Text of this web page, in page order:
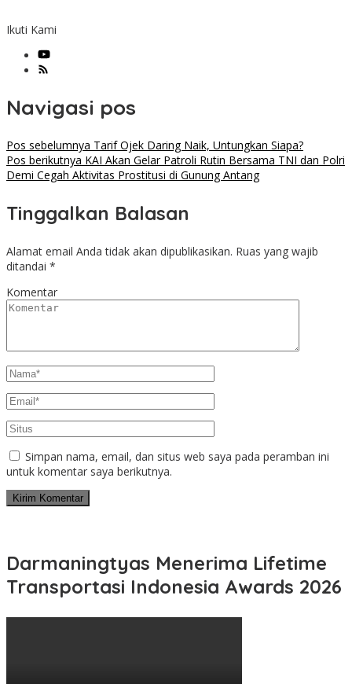
Ikuti Kami
Navigasi pos
Pos sebelumnya Tarif Ojek Daring Naik, Untungkan Siapa?
Pos berikutnya KAI Akan Gelar Patroli Rutin Bersama TNI dan Polri
Demi Cegah Aktivitas Prostitusi di Gunung Antang
Tinggalkan Balasan
Alamat email Anda tidak akan dipublikasikan. Ruas yang wajib
ditandai *
Komentar
Simpan nama, email, dan situs web saya pada peramban ini
untuk komentar saya berikutnya.
Darmaningtyas Menerima Lifetime
Transportasi Indonesia Awards 2026